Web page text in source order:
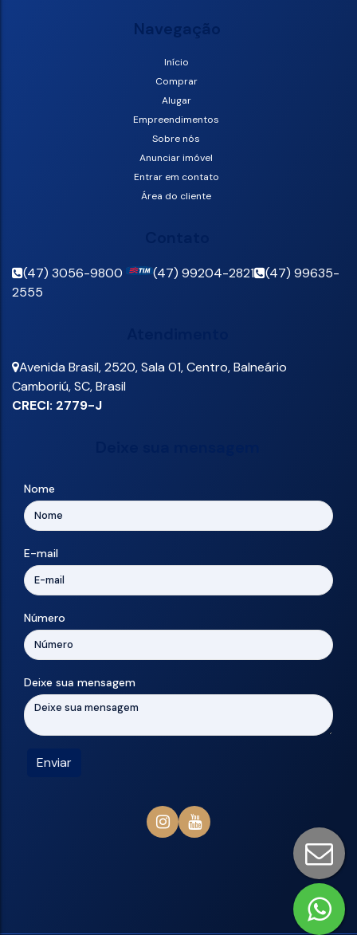
Navegação
Início
Comprar
Alugar
Empreendimentos
Sobre nós
Anunciar imóvel
Entrar em contato
Área do cliente
(47) 3056-9800 (47) 99204-2821
(47) 99635-
2555
Avenida Brasil,2520,Sala 01,Centro,Balneário
Camboriú,SC,Brasil
CRECI: 2779-J
Nome
E-mail
Número
Deixe sua mensagem